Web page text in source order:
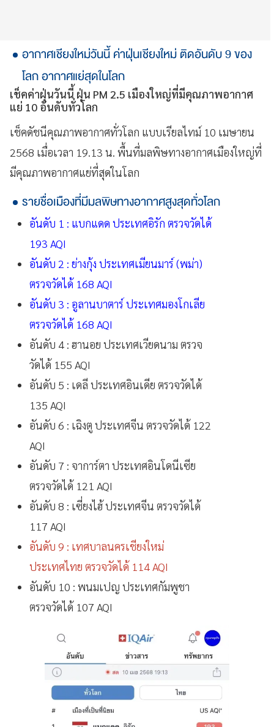
อากาศเชียงใหม่วันนี้ ค่าฝุ่นเชียงใหม่ ติดอันดับ 9 ของ
โลก อากาศแย่สุดในโลก
เช็คค่าฝุ่นวันนี้ ฝุ่น PM 2.5 เมืองใหญ่ที่มีคุณภาพอากาศ
แย่ 10 อันดับทั่วโลก
เช็คดัชนีคุณภาพอากาศทั่วโลก แบบเรียลไทม์ 10 เมษายน
2568 เมื่อเวลา 19.13 น. พื้นที่มลพิษทางอากาศเมืองใหญ่ที่
มีคุณภาพอากาศแย่ที่สุดในโลก
รายชื่อเมืองที่มีมลพิษทางอากาศสูงสุดทั่วโลก
อันดับ 1 : แบกแดด ประเทศอิรัก ตรวจวัดได้
193 AQI
อันดับ 2 : ย่างกุ้ง ประเทศเมียนมาร์ (พม่า)
ตรวจวัดได้ 168 AQI
อันดับ 3 : อูลานบาตาร์ ประเทศมองโกเลีย
ตรวจวัดได้ 168 AQI
อันดับ 4 : ฮานอย ประเทศเวียดนาม ตรวจ
วัดได้ 155 AQI
อันดับ 5 : เดลี ประเทศอินเดีย ตรวจวัดได้
135 AQI
อันดับ 6 : เฉิงตู ประเทศจีน ตรวจวัดได้ 122
AQI
อันดับ 7 : จาการ์ตา ประเทศอินโดนีเซีย
ตรวจวัดได้ 121 AQI
อันดับ 8 : เซี่ยงไฮ้ ประเทศจีน ตรวจวัดได้
117 AQI
อันดับ 9 : เทศบาลนครเชียงใหม่
ประเทศไทย ตรวจวัดได้ 114 AQI
อันดับ 10 : พนมเปญ ประเทศกัมพูชา
ตรวจวัดได้ 107 AQI